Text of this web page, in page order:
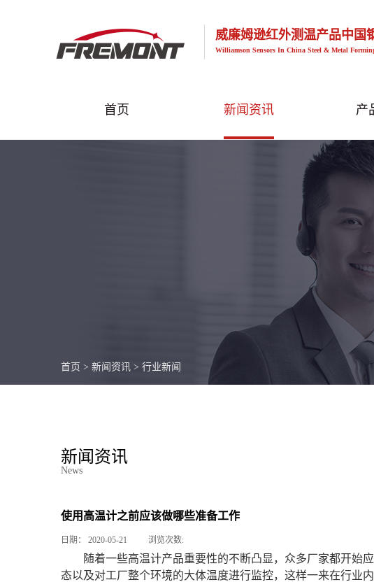
威廉姆逊红外测温产品中国
Williamson Sensors In China Steel & Metal
首页 新闻资讯 产
首页 > 新闻资讯 > 行业新闻
新闻资讯
News
使用高温计之前应该做哪些准备工作
日期： 2020-05-21 浏览次数:
随着一些高温计产品重要性的不断凸显，众多厂家都开始
态以及对工厂整个环境的大体温度进行监控，这样一来在行业